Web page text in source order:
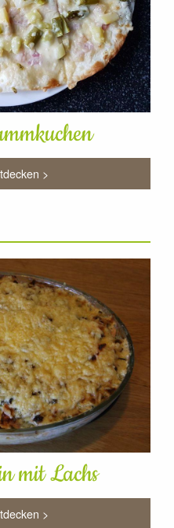
>
mit Lachs
>